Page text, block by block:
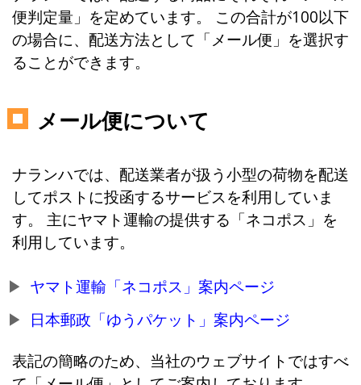
便判定量」を定めています。 この合計が100以下
の場合に、配送方法として「メール便」を選択す
ることができます。
メール便について
ナランハでは、配送業者が扱う小型の荷物を配送
してポストに投函するサービスを利用していま
す。 主にヤマト運輸の提供する「ネコポス」を
利用しています。
ヤマト運輸「ネコポス」案内ページ
日本郵政「ゆうパケット」案内ページ
表記の簡略のため、当社のウェブサイトではすべ